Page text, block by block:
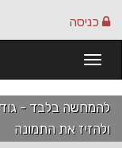
כניסה
ולהזיז את התמונה